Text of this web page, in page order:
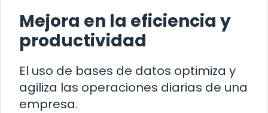
Mejora en la eficiencia y
productividad
El uso de bases de datos optimiza y
agiliza las operaciones diarias de una
empresa.